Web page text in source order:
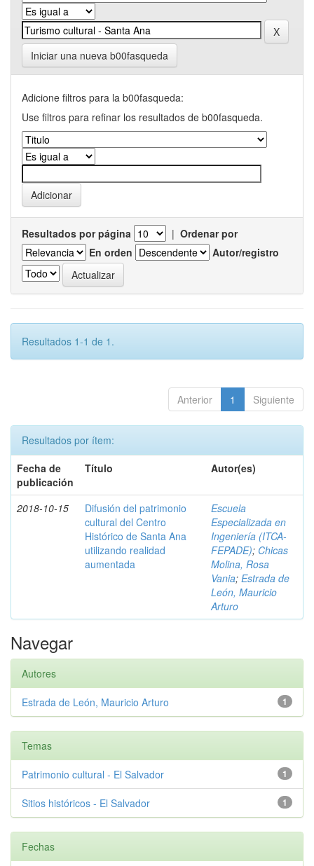
Iniciar una nueva b00fasqueda
Adicione filtros para la b00fasqueda:
Use filtros para refinar los resultados de b00fasqueda.
Resultados por página | Ordenar por
En orden
Autor/registro
Resultados 1-1 de 1.
Anterior 1 Siguiente
Resultados por ítem:
Fecha de
publicación
Título Autor(es)
2018-10-15
Difusión del patrimonio
cultural del Centro
Histórico de Santa Ana
utilizando realidad
aumentada
Escuela
Especializada en
Ingeniería (ITCA-
FEPADE); Chicas
Molina, Rosa
Vania; Estrada de
León, Mauricio
Arturo
Navegar
Autores
1
Estrada de León, Mauricio Arturo
Temas
1
Patrimonio cultural - El Salvador
1
Sitios históricos - El Salvador
Fechas